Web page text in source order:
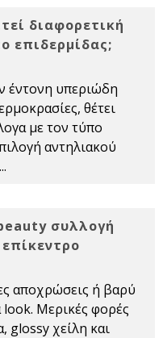
διαφορετική
επιδερμίδας;
έντονη υπεριώδη
θέτει
με τον τύπο
αντηλιακού
...
beauty συλλογή
αποχρώσεις ή βαρύ
look. Μερικές φορές
glossy χείλη και